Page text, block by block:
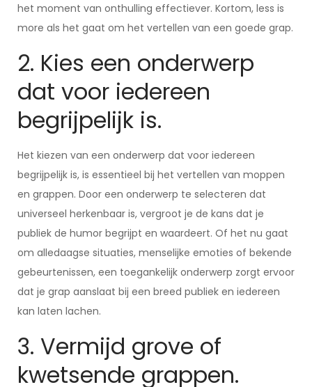
het moment van onthulling effectiever. Kortom, less is
more als het gaat om het vertellen van een goede grap.
2. Kies een onderwerp
dat voor iedereen
begrijpelijk is.
Het kiezen van een onderwerp dat voor iedereen
begrijpelijk is, is essentieel bij het vertellen van moppen
en grappen. Door een onderwerp te selecteren dat
universeel herkenbaar is, vergroot je de kans dat je
publiek de humor begrijpt en waardeert. Of het nu gaat
om alledaagse situaties, menselijke emoties of bekende
gebeurtenissen, een toegankelijk onderwerp zorgt ervoor
dat je grap aanslaat bij een breed publiek en iedereen
kan laten lachen.
3. Vermijd grove of
kwetsende grappen.